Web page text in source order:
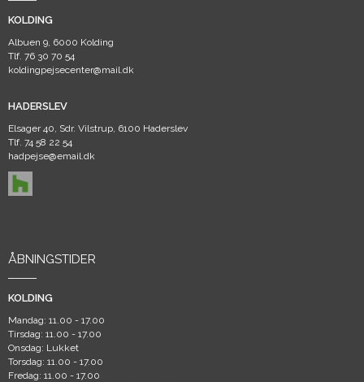
KOLDING
Albuen 9, 6000 Kolding
Tlf. 76 30 70 54
koldingpejsecenter@mail.dk
HADERSLEV
Elsager 40, Sdr. Vilstrup, 6100 Haderslev
Tlf. 74 58 22 54
hadpejse@email.dk
ÅBNINGSTIDER
KOLDING
Mandag: 11.00 - 17.00
Tirsdag: 11.00 - 17.00
Onsdag: Lukket
Torsdag: 11.00 - 17.00
Fredag: 11.00 - 17.00